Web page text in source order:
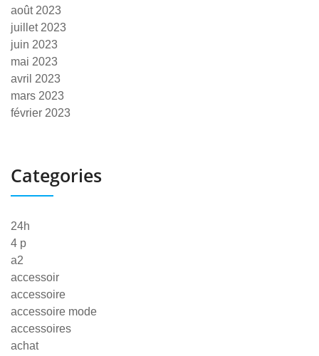
août 2023
juillet 2023
juin 2023
mai 2023
avril 2023
mars 2023
février 2023
Categories
24h
4 p
a2
accessoir
accessoire
accessoire mode
accessoires
achat